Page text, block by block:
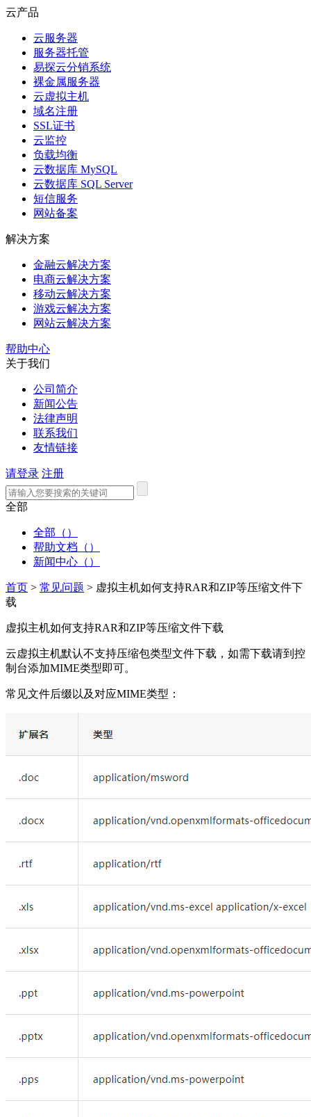
云产品
云服务器
服务器托管
易探云分销系统
裸金属服务器
云虚拟主机
域名注册
SSL证书
云监控
负载均衡
云数据库 MySQL
云数据库 SQL Server
短信服务
网站备案
解决方案
金融云解决方案
电商云解决方案
移动云解决方案
游戏云解决方案
网站云解决方案
帮助中心
关于我们
公司简介
新闻公告
法律声明
联系我们
友情链接
请登录 注册
全部
全部（）
帮助文档（）
新闻中心（）
首页 > 常见问题 > 虚拟主机如何支持RAR和ZIP等压缩文件下
载
虚拟主机如何支持RAR和ZIP等压缩文件下载
云虚拟主机默认不支持压缩包类型文件下载，如需下载请到控
制台添加MIME类型即可。
常见文件后缀以及对应MIME类型：